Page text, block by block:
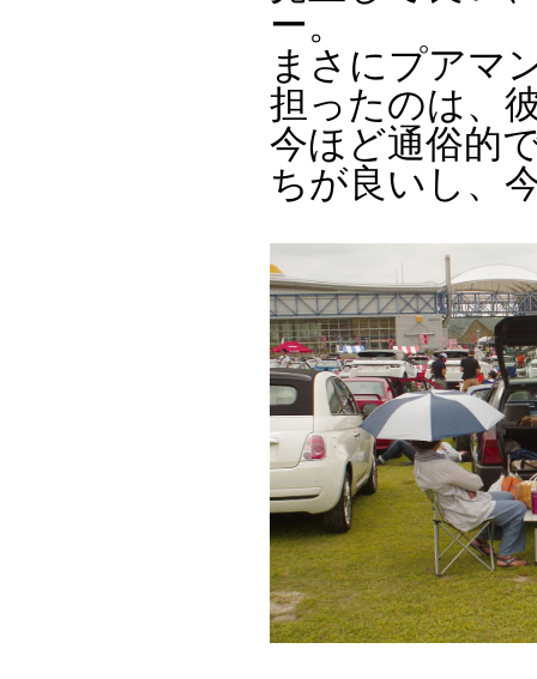
ー。
まさにプアマ
担ったのは、
今ほど通俗的
ちが良いし、